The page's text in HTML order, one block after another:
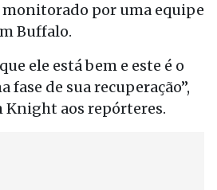
por uma equipe
Buffalo.
ele está bem e este é o
fase de sua recuperação”,
Knight aos repórteres.